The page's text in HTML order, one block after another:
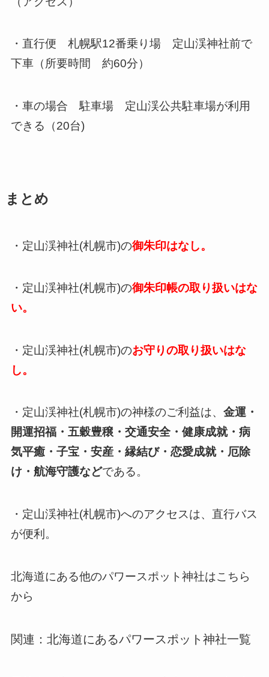
・直行便 札幌駅12番乗り場 定山渓神社前で
下車（所要時間 約60分）
・車の場合 駐車場 定山渓公共駐車場が利用
できる（20台)
まとめ
・定山渓神社(札幌市)の御朱印はなし。
・定山渓神社(札幌市)の御朱印帳の取り扱いはな
い。
・定山渓神社(札幌市)のお守りの取り扱いはな
し。
・定山渓神社(札幌市)の神様のご利益は、 金運・
開運招福・五穀豊穣・交通安全・健康成就・病
気平癒・子宝・安産・縁結び・恋愛成就・厄除
け・航海守護などである。
・定山渓神社(札幌市)へのアクセスは、直行バス
が便利。
北海道にある他のパワースポット神社はこちら
から
関連：北海道にあるパワースポット神社一覧